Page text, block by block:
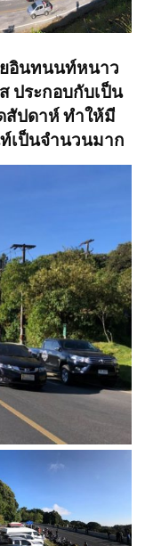
อินทนนท์หนาว
ประกอบกับเป็น
สัปดาห์ ทำให้มี
เป็นจำนวนมาก